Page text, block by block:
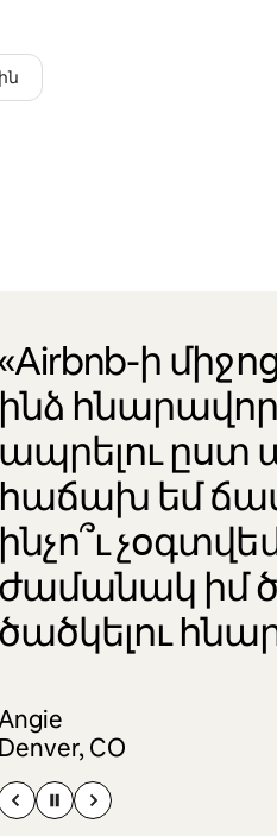
ի
ինձ
ապրելու ըստ
հաճախ եմ
ինչո՞ւ
ժամանակ իմ
ծածկելու
Denver, CO